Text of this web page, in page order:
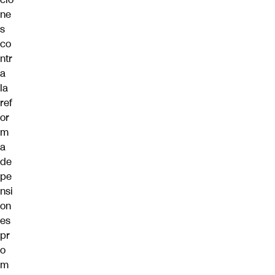
ne
s
co
ntr
a
la
ref
or
m
a
de
pe
nsi
on
es
pr
o
m